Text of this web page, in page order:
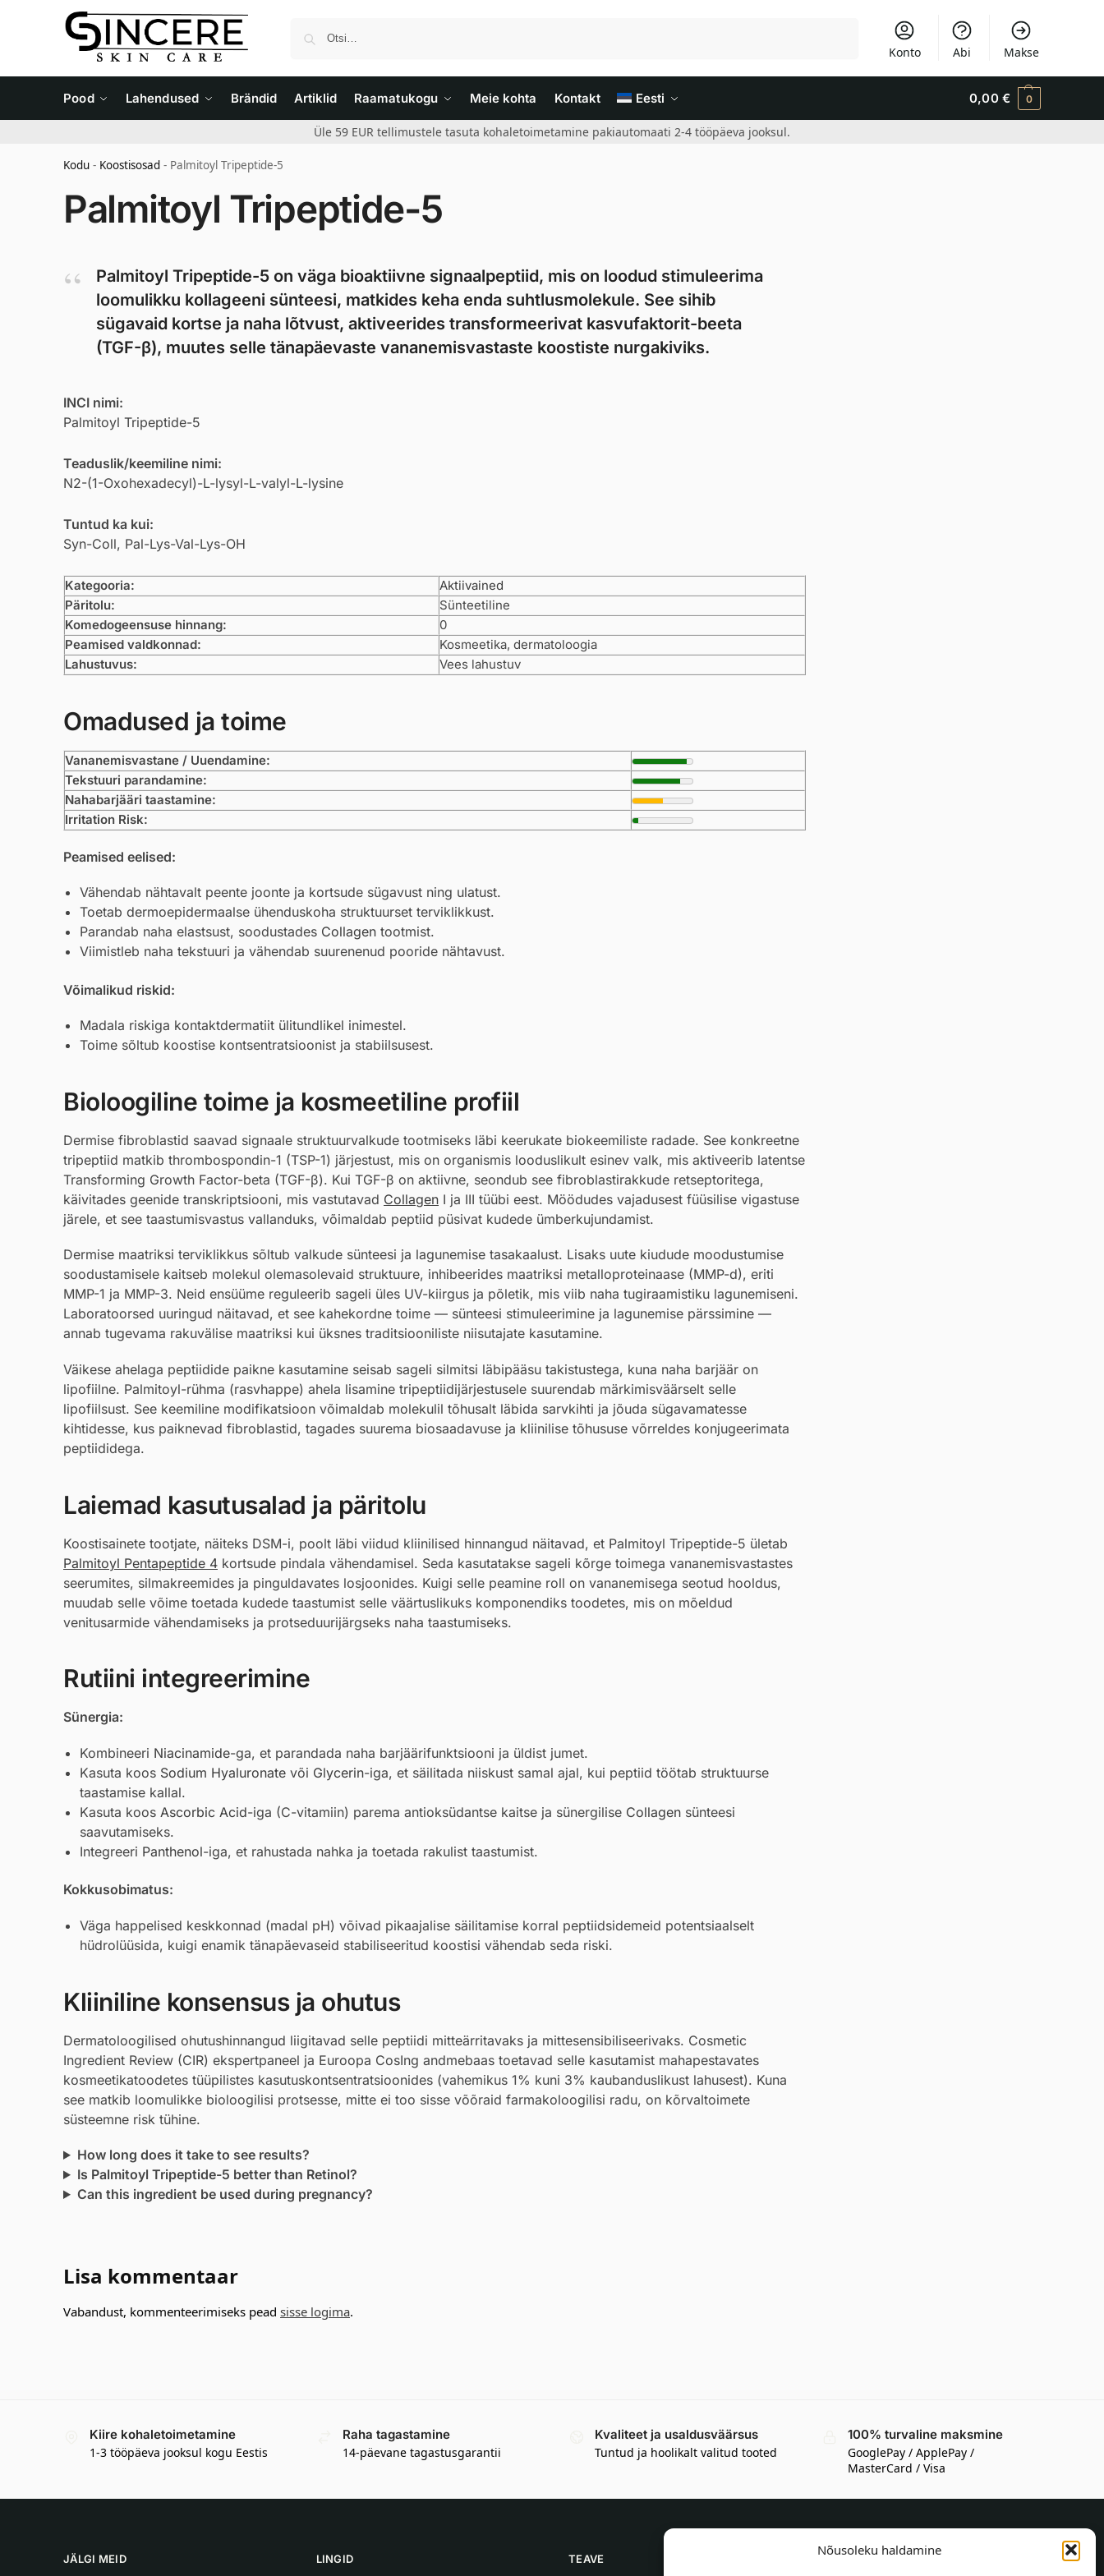
Nõusoleku haldamine
Konto Abi Makse
Pood Lahendused Brändid Artiklid Raamatukogu Meie kohta Kontakt Eesti 0,00 € 0
Üle 59 EUR tellimustele tasuta kohaletoimetamine pakiautomaati 2-4 tööpäeva jooksul.
Kodu - Koostisosad - Palmitoyl Tripeptide-5
Palmitoyl Tripeptide-5
Palmitoyl Tripeptide-5 on väga bioaktiivne signaalpeptiid, mis on loodud stimuleerima
loomulikku kollageeni sünteesi, matkides keha enda suhtlusmolekule. See sihib
sügavaid kortse ja naha lõtvust, aktiveerides transformeerivat kasvufaktorit-beeta
(TGF-β), muutes selle tänapäevaste vananemisvastaste koostiste nurgakiviks.
INCI nimi:
Palmitoyl Tripeptide-5
Teaduslik/keemiline nimi:
N2-(1-Oxohexadecyl)-L-lysyl-L-valyl-L-lysine
Tuntud ka kui:
Syn-Coll, Pal-Lys-Val-Lys-OH
Kategooria:
Aktiivained
Päritolu:
Sünteetiline
Komedogeensuse hinnang:
0
Peamised valdkonnad:
Kosmeetika, dermatoloogia
Lahustuvus:
Vees lahustuv
Omadused ja toime
Vananemisvastane / Uuendamine:
Tekstuuri parandamine:
Nahabarjääri taastamine:
Irritation Risk:
Peamised eelised:
Vähendab nähtavalt peente joonte ja kortsude sügavust ning ulatust.
Toetab dermoepidermaalse ühenduskoha struktuurset terviklikkust.
Parandab naha elastsust, soodustades Collagen tootmist.
Viimistleb naha tekstuuri ja vähendab suurenenud pooride nähtavust.
Võimalikud riskid:
Madala riskiga kontaktdermatiit ülitundlikel inimestel.
Toime sõltub koostise kontsentratsioonist ja stabiilsusest.
Bioloogiline toime ja kosmeetiline profiil
Dermise fibroblastid saavad signaale struktuurvalkude tootmiseks läbi keerukate biokeemiliste radade. See konkreetne
tripeptiid matkib thrombospondin-1 (TSP-1) järjestust, mis on organismis looduslikult esinev valk, mis aktiveerib latentse
Transforming Growth Factor-beta (TGF-β). Kui TGF-β on aktiivne, seondub see fibroblastirakkude retseptoritega,
käivitades geenide transkriptsiooni, mis vastutavad Collagen I ja III tüübi eest. Möödudes vajadusest füüsilise vigastuse
järele, et see taastumisvastus vallanduks, võimaldab peptiid püsivat kudede ümberkujundamist.
Dermise maatriksi terviklikkus sõltub valkude sünteesi ja lagunemise tasakaalust. Lisaks uute kiudude moodustumise
soodustamisele kaitseb molekul olemasolevaid struktuure, inhibeerides maatriksi metalloproteinaase (MMP-d), eriti
MMP-1 ja MMP-3. Neid ensüüme reguleerib sageli üles UV-kiirgus ja põletik, mis viib naha tugiraamistiku lagunemiseni.
Laboratoorsed uuringud näitavad, et see kahekordne toime — sünteesi stimuleerimine ja lagunemise pärssimine —
annab tugevama rakuvälise maatriksi kui üksnes traditsiooniliste niisutajate kasutamine.
Väikese ahelaga peptiidide paikne kasutamine seisab sageli silmitsi läbipääsu takistustega, kuna naha barjäär on
lipofiilne. Palmitoyl-rühma (rasvhappe) ahela lisamine tripeptiidijärjestusele suurendab märkimisväärselt selle
lipofiilsust. See keemiline modifikatsioon võimaldab molekulil tõhusalt läbida sarvkihti ja jõuda sügavamatesse
kihtidesse, kus paiknevad fibroblastid, tagades suurema biosaadavuse ja kliinilise tõhususe võrreldes konjugeerimata
peptiididega.
Laiemad kasutusalad ja päritolu
Koostisainete tootjate, näiteks DSM-i, poolt läbi viidud kliinilised hinnangud näitavad, et Palmitoyl Tripeptide-5 ületab
Palmitoyl Pentapeptide 4 kortsude pindala vähendamisel. Seda kasutatakse sageli kõrge toimega vananemisvastastes
seerumites, silmakreemides ja pinguldavates losjoonides. Kuigi selle peamine roll on vananemisega seotud hooldus,
muudab selle võime toetada kudede taastumist selle väärtuslikuks komponendiks toodetes, mis on mõeldud
venitusarmide vähendamiseks ja protseduurijärgseks naha taastumiseks.
Rutiini integreerimine
Sünergia:
Kombineeri Niacinamide-ga, et parandada naha barjäärifunktsiooni ja üldist jumet.
Kasuta koos Sodium Hyaluronate või Glycerin-iga, et säilitada niiskust samal ajal, kui peptiid töötab struktuurse
taastamise kallal.
Kasuta koos Ascorbic Acid-iga (C-vitamiin) parema antioksüdantse kaitse ja sünergilise Collagen sünteesi
saavutamiseks.
Integreeri Panthenol-iga, et rahustada nahka ja toetada rakulist taastumist.
Kokkusobimatus:
Väga happelised keskkonnad (madal pH) võivad pikaajalise säilitamise korral peptiidsidemeid potentsiaalselt
hüdrolüüsida, kuigi enamik tänapäevaseid stabiliseeritud koostisi vähendab seda riski.
Kliiniline konsensus ja ohutus
Dermatoloogilised ohutushinnangud liigitavad selle peptiidi mitteärritavaks ja mittesensibiliseerivaks. Cosmetic
Ingredient Review (CIR) ekspertpaneel ja Euroopa CosIng andmebaas toetavad selle kasutamist mahapestavates
kosmeetikatoodetes tüüpilistes kasutuskontsentratsioonides (vahemikus 1% kuni 3% kaubanduslikust lahusest). Kuna
see matkib loomulikke bioloogilisi protsesse, mitte ei too sisse võõraid farmakoloogilisi radu, on kõrvaltoimete
süsteemne risk tühine.
How long does it take to see results?
Is Palmitoyl Tripeptide-5 better than Retinol?
Can this ingredient be used during pregnancy?
Lisa kommentaar
Vabandust, kommenteerimiseks pead sisse logima.
Kiire kohaletoimetamine
1-3 tööpäeva jooksul kogu Eestis
Raha tagastamine
14-päevane tagastusgarantii
Kvaliteet ja usaldusväärsus
Tuntud ja hoolikalt valitud tooted
100% turvaline maksmine
GooglePay / ApplePay /
MasterCard / Visa
JÄLGI MEID LINGID TEAVE TEAVE OSTJALE